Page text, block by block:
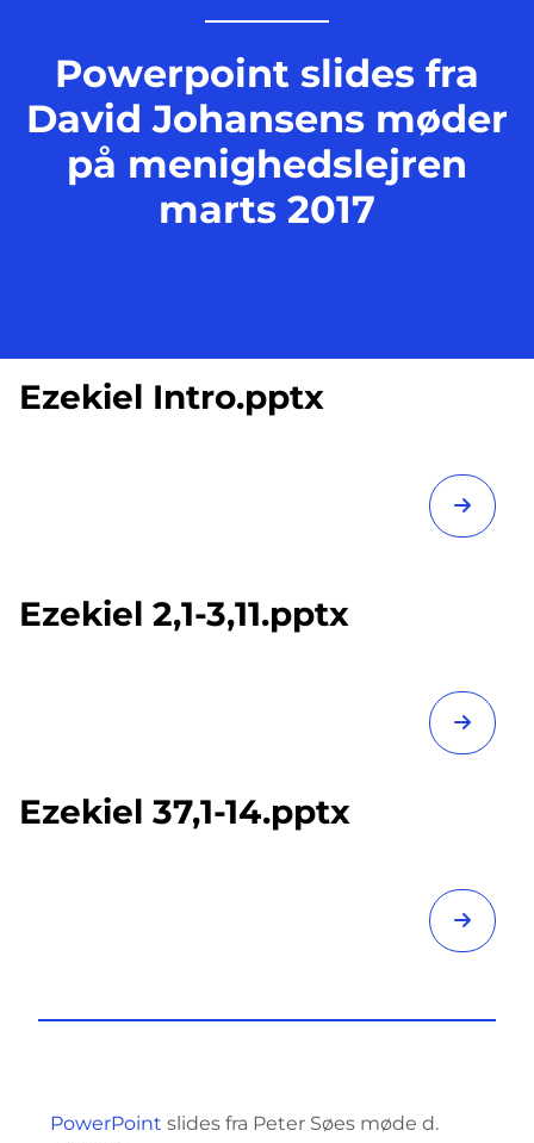
Powerpoint slides fra
David Johansens møder
på menighedslejren
marts 2017
Ezekiel Intro.pptx
Ezekiel 2,1-3,11.pptx
Ezekiel 37,1-14.pptx
PowerPoint slides fra Peter Søes møde d.